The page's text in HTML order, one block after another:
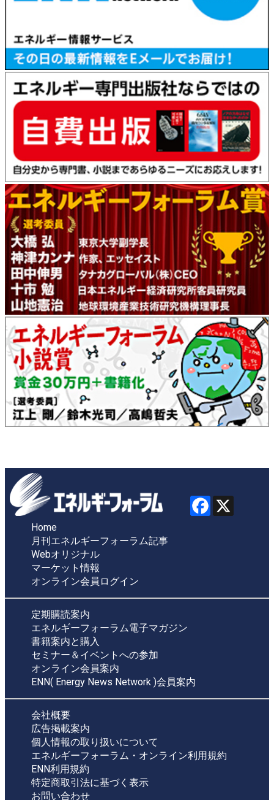
Home
月刊エネルギーフォーラム記事
Webオリジナル
マーケット情報
オンライン会員ログイン
定期購読案内
エネルギーフォーラム電子マガジン
書籍案内と購入
セミナー＆イベントへの参加
オンライン会員案内
ENN( Energy News Network )会員案内
会社概要
広告掲載案内
個人情報の取り扱いについて
エネルギーフォーラム・オンライン利用規約
ENN利用規約
特定商取引法に基づく表示
お問い合わせ